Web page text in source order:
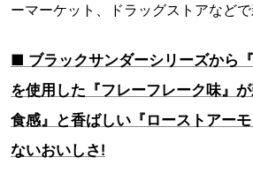
ーマーケット、ドラッグストアなどで
■ ブラックサンダーシリーズから『
を使用した『フレーフレーク味』
食感』と香ばしい『ローストアー
ないおいしさ!